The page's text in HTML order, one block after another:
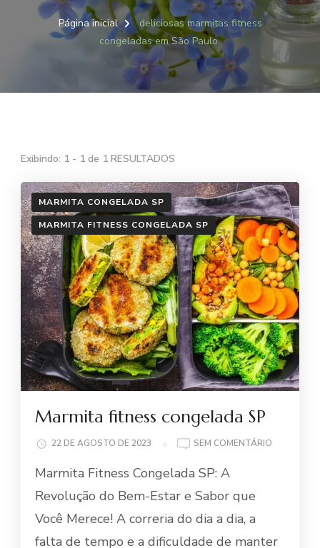
Página inicial
deliciosas marmitas fitness
congeladas em São Paulo
Exibindo: 1 - 1 de 1 RESULTADOS
MARMITA CONGELADA SP
MARMITA FITNESS CONGELADA SP
Marmita fitness congelada SP
22 DE AGOSTO DE 2023 SEM COMENTÁRIO
Marmita Fitness Congelada SP: A
Revolução do Bem-Estar e Sabor que
Você Merece! A correria do dia a dia, a
falta de tempo e a dificuldade de manter